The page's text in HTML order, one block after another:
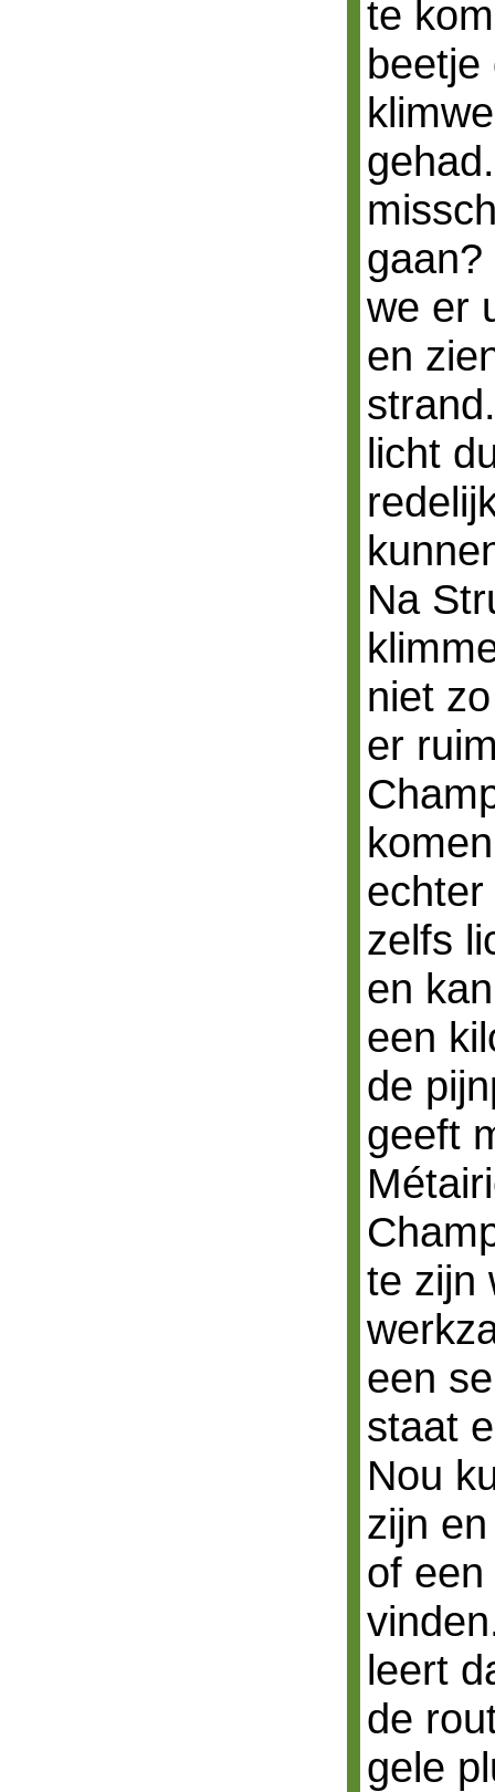
te
beetje
we er
en
licht
Na
niet
er
zelfs
en
een
de
geeft
te zijn
een
staat
Nou
zijn
of
leert
de
gele